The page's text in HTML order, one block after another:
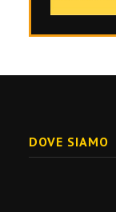
DOVE SIAMO